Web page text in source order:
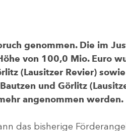
genommen. Die im
von 100,0 Mio. Euro
(Lausitzer Revier)
und Görlitz
angenommen werden.
das bisherige